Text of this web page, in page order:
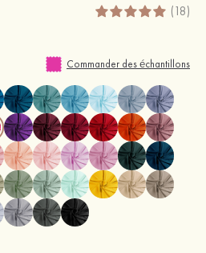
(18)
Commander des échantillons